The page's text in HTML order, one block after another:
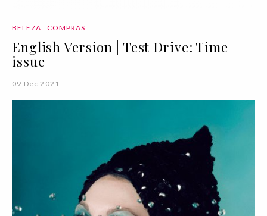
BELEZA COMPRAS
English Version | Test Drive: Time
issue
09 Dec 2021